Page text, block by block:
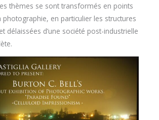
thèmes se sont transformés en points
en particulier les structures
délaissées d’une société post-industrielle